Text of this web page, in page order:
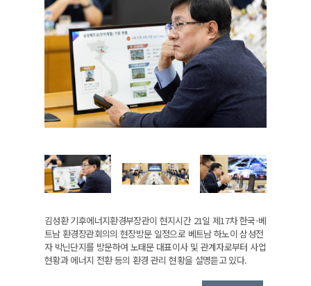
김성환 기후에너지환경부장관이 현지시간 21일 제17차 한국-베
트남 환경장관회의의 현장방문 일정으로 베트남 하노이 삼성전
자 박닌단지를 방문하여 노태문 대표이사 및 관계자로부터 사업
현황과 에너지 전환 등의 환경 관리 현황을 설명듣고 있다.